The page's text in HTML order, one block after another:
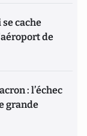
se cache
de
: l’échec
grande